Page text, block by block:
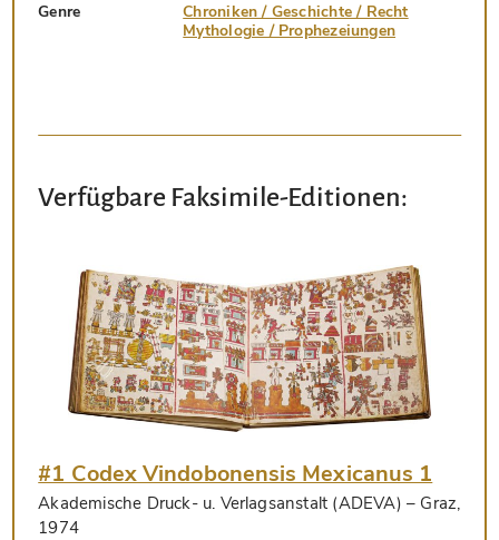
Genre
Chroniken / Geschichte / Recht
Mythologie / Prophezeiungen
Verfügbare Faksimile-Editionen:
#1 Codex Vindobonensis Mexicanus 1
Akademische Druck- u. Verlagsanstalt (ADEVA) – Graz,
1974